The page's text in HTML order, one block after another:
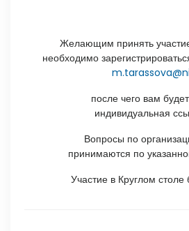
Желающим принять
необходимо
после чего вам
индивидуальная
Вопросы по
принимаются по
Участие в Круглом столе